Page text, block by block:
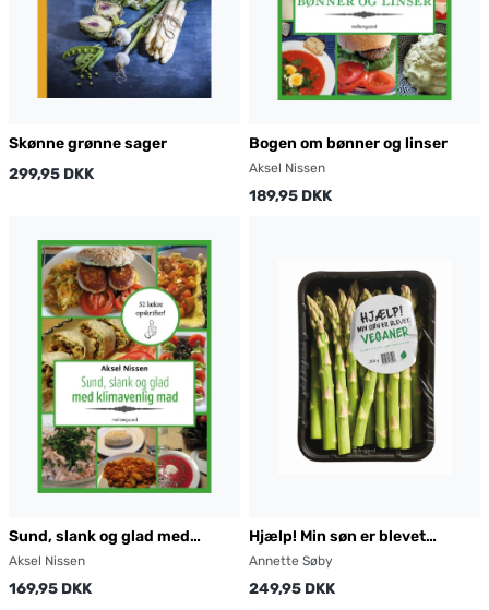
Skønne grønne sager
299,95 DKK
Bogen om bønner og linser
Aksel Nissen
189,95 DKK
Sund, slank og glad med
klimavenlig mad
Aksel Nissen
169,95 DKK
Hjælp! Min søn er blevet
veganer
Annette Søby
249,95 DKK